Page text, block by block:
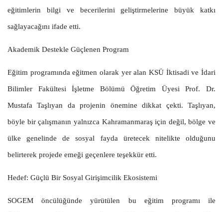
eğitimlerin bilgi ve becerilerini geliştirmelerine büyük katkı
sağlayacağını ifade etti.
Akademik Destekle Güçlenen Program
Eğitim programında eğitmen olarak yer alan KSÜ İktisadi ve İdari
Bilimler Fakültesi İşletme Bölümü Öğretim Üyesi Prof. Dr.
Mustafa Taşlıyan da projenin önemine dikkat çekti. Taşlıyan,
böyle bir çalışmanın yalnızca Kahramanmaraş için değil, bölge ve
ülke genelinde de sosyal fayda üretecek nitelikte olduğunu
belirterek projede emeği geçenlere teşekkür etti.
Hedef: Güçlü Bir Sosyal Girişimcilik Ekosistemi
SOGEM öncülüğünde yürütülen bu eğitim programı ile